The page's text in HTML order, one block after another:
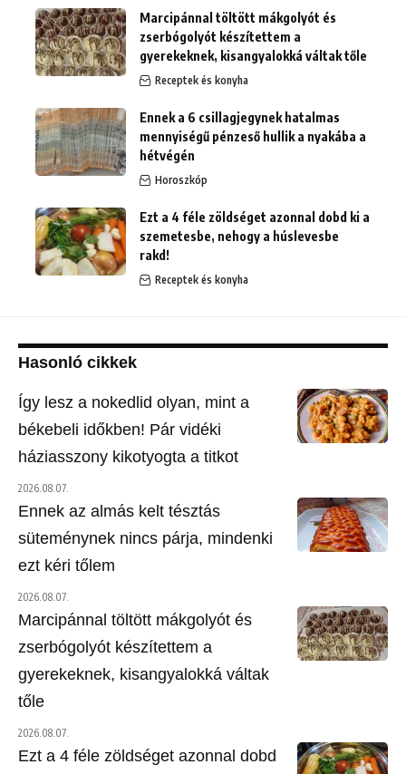
Marcipánnal töltött mákgolyót és
zserbógolyót készítettem a
gyerekeknek, kisangyalokká váltak tőle
Receptek és konyha
Ennek a 6 csillagjegynek hatalmas
mennyiségű pénzeső hullik a nyakába a
hétvégén
Horoszkóp
Ezt a 4 féle zöldséget azonnal dobd ki a
szemetesbe, nehogy a húslevesbe
rakd!
Receptek és konyha
Hasonló cikkek
Így lesz a nokedlid olyan, mint a
békebeli időkben! Pár vidéki
háziasszony kikotyogta a titkot
2026.08.07.
Ennek az almás kelt tésztás
süteménynek nincs párja, mindenki
ezt kéri tőlem
2026.08.07.
Marcipánnal töltött mákgolyót és
zserbógolyót készítettem a
gyerekeknek, kisangyalokká váltak
tőle
2026.08.07.
Ezt a 4 féle zöldséget azonnal dobd